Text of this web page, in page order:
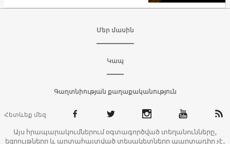
Մեր մասին
Կապ
Գաղտնիության քաղաքականություն
Հետևեք մեզ
Այս հրապարակումներում օգտագործված տեղանունները,
եզրույթները և արտահայտված տեսակետները պարտադիր չէ,